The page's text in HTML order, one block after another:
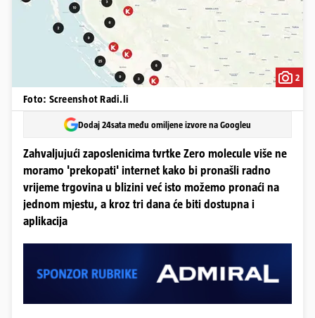
2
Foto: Screenshot Radi.li
Dodaj 24sata među omiljene izvore na Googleu
Zahvaljujući zaposlenicima tvrtke Zero molecule više ne
moramo 'prekopati' internet kako bi pronašli radno
vrijeme trgovina u blizini već isto možemo pronaći na
jednom mjestu, a kroz tri dana će biti dostupna i
aplikacija